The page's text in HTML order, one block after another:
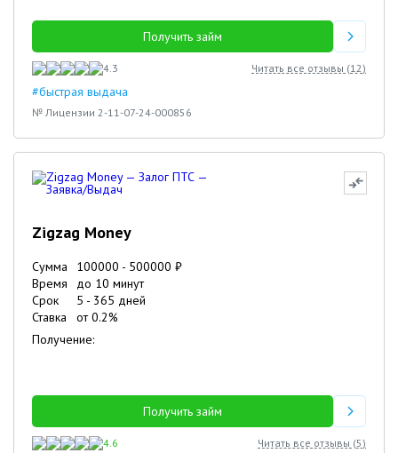
Получить займ
4.3 Читать все отзывы (12)
#быстрая выдача
№ Лицензии 2-11-07-24-000856
Zigzag Money
Сумма 100000 - 500000 ₽
Время
до 10 минут
Срок
5 - 365 дней
Ставка
от0.2%
Получение:
Получить займ
4.6 Читать все отзывы (5)